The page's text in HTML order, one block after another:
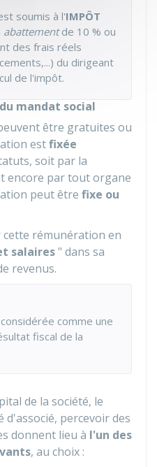
soumis à l'IMPÔT
abattementde 10 % ou
des frais réels
du dirigeant
de l'impôt.
mandat social
être gratuites ou
estfixée
soit par la
encore par tout organe
peut être fixe ou
rémunération en
salaires" dans sa
revenus.
comme une
fiscal de la
de la société, le
percevoir des
donnent lieu à l'un des
, au choix :